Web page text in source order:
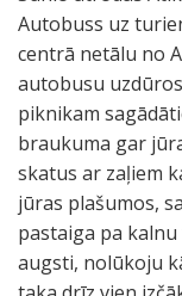
Autobuss uz
centrā netālu no
autobusu
piknikam
braukuma gar
skatus ar zaļiem
jūras plašumos,
pastaiga pa
augsti, nolūkoju